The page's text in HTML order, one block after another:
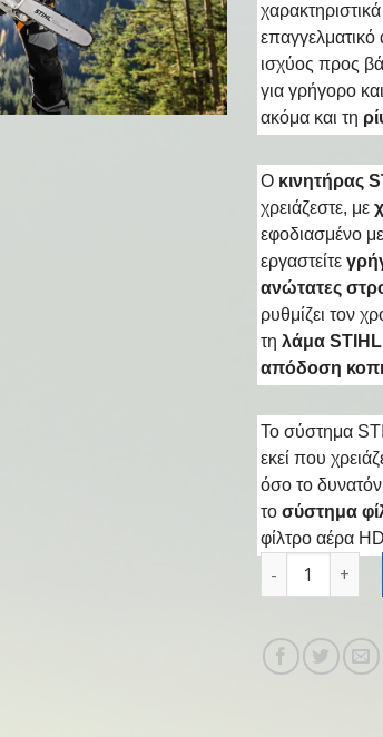
ισχύος προς
για γρήγορο
ακόμα και τη
Ο κινητήρας
χρειάζεστε, με
εφοδιασμένο με
εργαστείτε
ανώτατες
ρυθμίζει τον
τη λάμα
απόδοση
Το σύστημα
εκεί που
όσο το δυνατόν
το σύστημα
φίλτρο αέρα
Αλυσοπρίονο